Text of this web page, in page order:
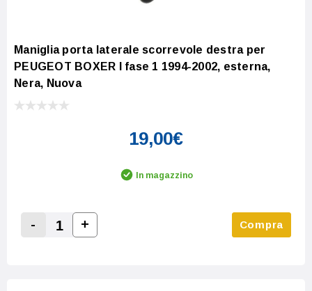
Maniglia porta laterale scorrevole destra per
PEUGEOT BOXER I fase 1 1994-2002, esterna,
Nera, Nuova
19,00€
In magazzino
Decrease Quantity:
-
Increase Quantity:
+ Compra